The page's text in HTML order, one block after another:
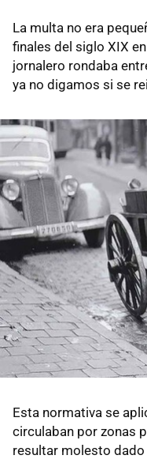
La multa no era
finales del siglo XIX
jornalero rondaba
ya no digamos si se
Esta normativa se
circulaban por zonas
resultar molesto